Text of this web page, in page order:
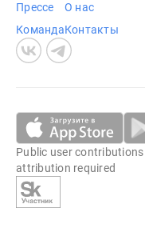
Прессе
Команда
О нас
Контакты
Public user
attribution required